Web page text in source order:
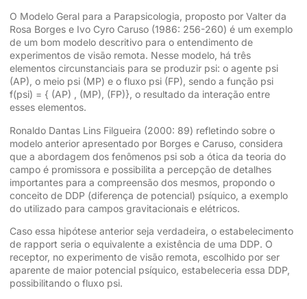
O Modelo Geral para a Parapsicologia, proposto por Valter da
Rosa Borges e Ivo Cyro Caruso (1986: 256-260) é um exemplo
de um bom modelo descritivo para o entendimento de
experimentos de visão remota. Nesse modelo, há três
elementos circunstanciais para se produzir psi: o agente psi
(AP), o meio psi (MP) e o fluxo psi (FP), sendo a função psi
f(psi) = { (AP) , (MP), (FP)}, o resultado da interação entre
esses elementos.
Ronaldo Dantas Lins Filgueira (2000: 89) refletindo sobre o
modelo anterior apresentado por Borges e Caruso, considera
que a abordagem dos fenômenos psi sob a ótica da teoria do
campo é promissora e possibilita a percepção de detalhes
importantes para a compreensão dos mesmos, propondo o
conceito de DDP (diferença de potencial) psíquico, a exemplo
do utilizado para campos gravitacionais e elétricos.
Caso essa hipótese anterior seja verdadeira, o estabelecimento
de rapport seria o equivalente a existência de uma DDP. O
receptor, no experimento de visão remota, escolhido por ser
aparente de maior potencial psíquico, estabeleceria essa DDP,
possibilitando o fluxo psi.